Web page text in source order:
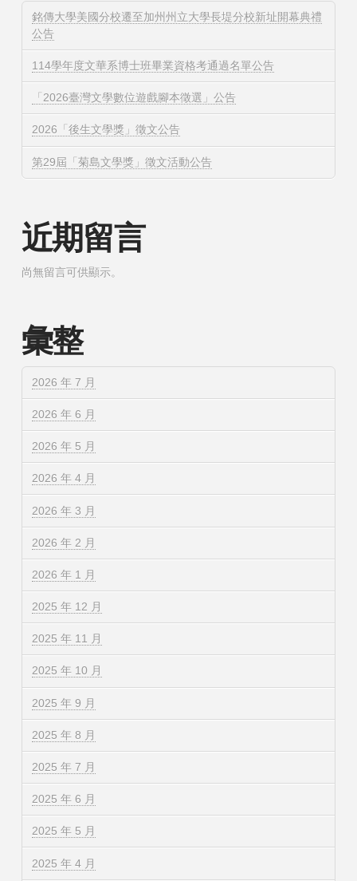
銘傳大學美國分校遷至加州州立大學長堤分校新址開幕典禮
公告
114學年度文華系博士班畢業資格考通過名單公告
「2026臺灣文學數位遊戲腳本徵選」公告
2026「後生文學獎」徵文公告
第29屆「菊島文學獎」徵文活動公告
近期留言
尚無留言可供顯示。
彙整
2026 年 7 月
2026 年 6 月
2026 年 5 月
2026 年 4 月
2026 年 3 月
2026 年 2 月
2026 年 1 月
2025 年 12 月
2025 年 11 月
2025 年 10 月
2025 年 9 月
2025 年 8 月
2025 年 7 月
2025 年 6 月
2025 年 5 月
2025 年 4 月